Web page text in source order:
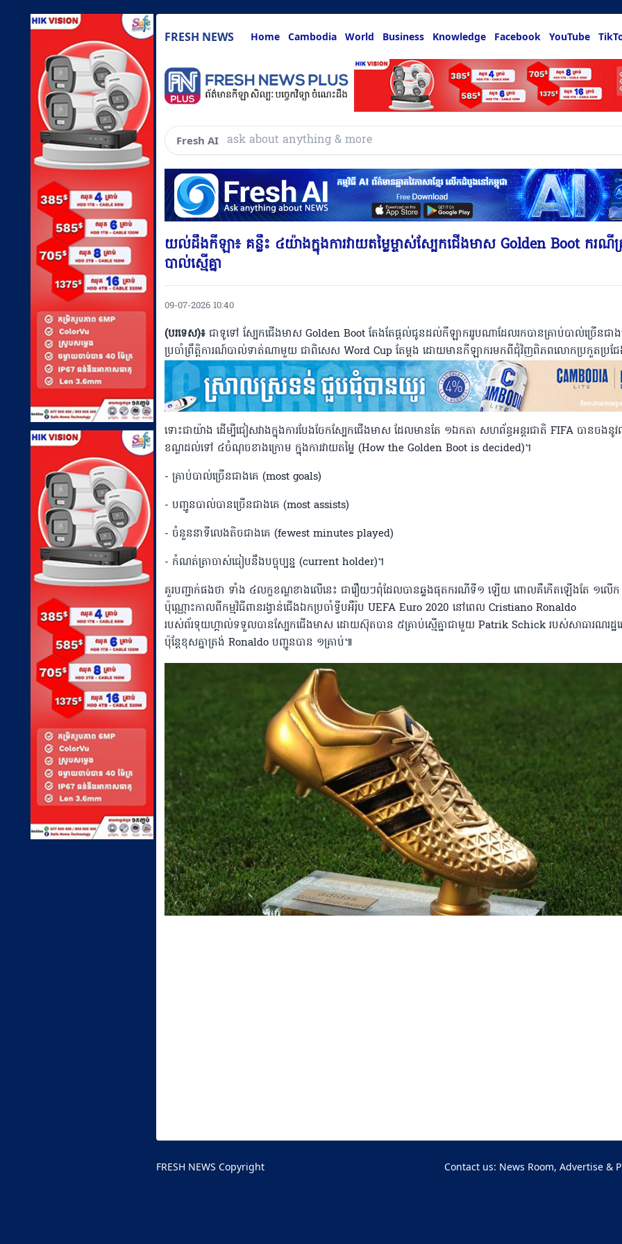
FRESH NEWS Home Cambodia World Business Knowledge Facebook YouTube
Fresh AI ស
យល់ដឹងកីឡា៖ គន្លឹះ ៤យ៉ាងក្នុងការវាយតម្លៃម្ចាស់ស្បែកជើងមាស Golden Boot ករណីគ្
បាល់ស្មើគ្នា
09-07-2026 10:40
(បរទេស)៖ ជាទូទៅ ស្បែកជើងមាស Golden Boot តែងតែផ្តល់ជូនដល់កីឡាកររូបណាដែលរកបានគ្រាប់បាល់ច្រើនជាង
ប្រចាំព្រឹត្តិការណ៍បាល់ទាត់ណាមួយ ជាពិសេស Word Cup តែម្តង ដោយមានកីឡាករមកពីជុំវិញពិភពលោកប្រកួតប្រជែ
ទោះជាយ៉ាង ដើម្បីជៀសវាងក្នុងការបែងចែកស្បែកជើងមាស ដែលមានតែ ១ឯកតា សហព័ន្ធអន្តរជាតិ FIFA បានចងនូវ
ខណ្ឌដល់ទៅ ៤ចំណុចខាងក្រោម ក្នុងការវាយតម្លៃ (How the Golden Boot is decided)។
- គ្រាប់បាល់ច្រើនជាងគេ (most goals)
- បញ្ជូនបាល់បានច្រើនជាងគេ (most assists)
- ចំនួននាទីលេងតិចជាងគេ (fewest minutes played)
- កំណត់ត្រាចាស់ធៀបនឹងបច្ចុប្បន្ន (current holder)។
គួរបញ្ជាក់ផងថា ទាំង ៤លក្ខខណ្ឌខាងលើនេះ ជារឿយៗពុំដែលបានឆ្លងផុតករណីទី១ ឡើយ ពោលគឺកើតឡើងតែ ១លើក
ប៉ុណ្ណោះកាលពីកម្មវិធីពានរង្វាន់ជើងឯកប្រចាំទ្វីបអឺរ៉ុប UEFA Euro 2020 នៅពេល Cristiano Ronaldo
របស់ព័រទុយហ្គាល់ទទួលបានស្បែកជើងមាស ដោយស៊ុតបាន ៥គ្រាប់ស្មើគ្នាជាមួយ Patrik Schick របស់សាធារណរដ្ឋ
ប៉ុន្តែខុសគ្នាត្រង់ Ronaldo បញ្ជូនបាន ១គ្រាប់៕
FRESH NEWS Copyright Contact us: News Room, Advertise &